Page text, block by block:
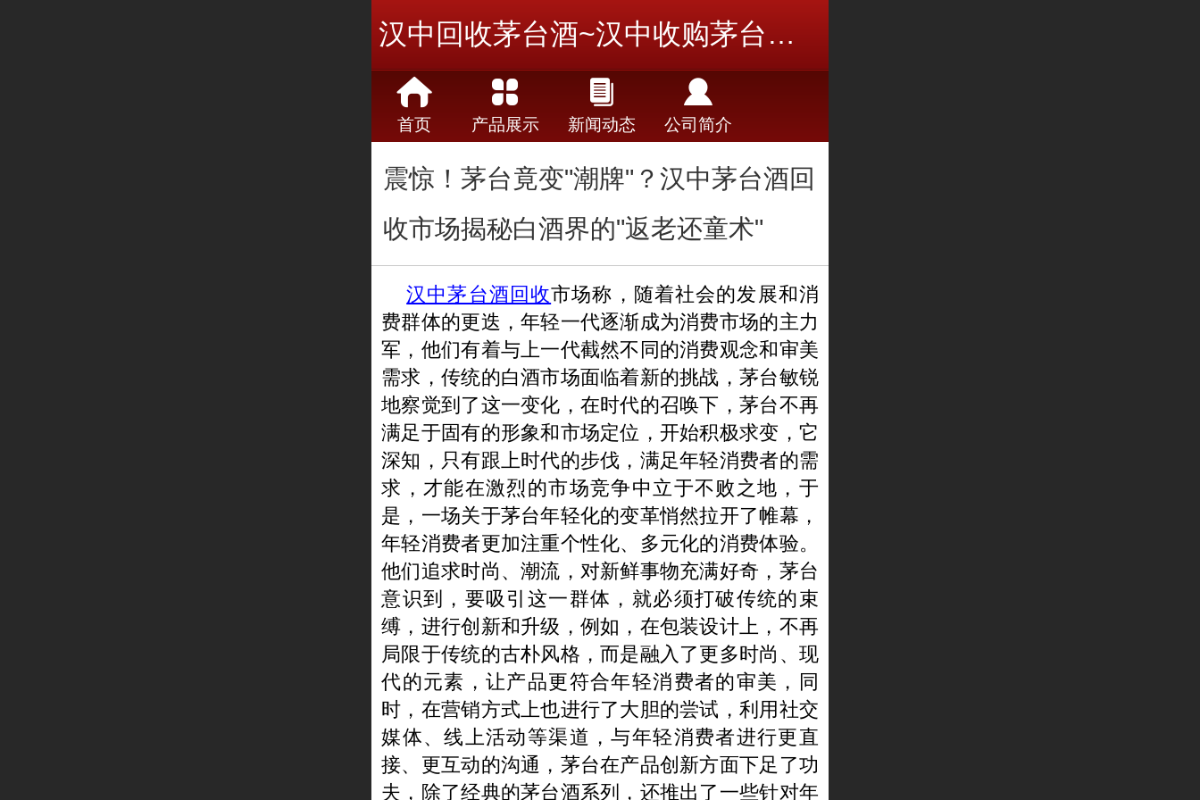
汉中回收茅台酒~汉中收购茅台酒~汉中茅台酒回收
首页 产品展示 新闻动态 公司简介
震惊！茅台竟变"潮牌"？汉中茅台酒回
收市场揭秘白酒界的"返老还童术"
汉中茅台酒回收市场称，随着社会的发展和消
费群体的更迭，年轻一代逐渐成为消费市场的主力
军，他们有着与上一代截然不同的消费观念和审美
需求，传统的白酒市场面临着新的挑战，茅台敏锐
地察觉到了这一变化，在时代的召唤下，茅台不再
满足于固有的形象和市场定位，开始积极求变，它
深知，只有跟上时代的步伐，满足年轻消费者的需
求，才能在激烈的市场竞争中立于不败之地，于
是，一场关于茅台年轻化的变革悄然拉开了帷幕，
年轻消费者更加注重个性化、多元化的消费体验。
他们追求时尚、潮流，对新鲜事物充满好奇，茅台
意识到，要吸引这一群体，就必须打破传统的束
缚，进行创新和升级，例如，在包装设计上，不再
局限于传统的古朴风格，而是融入了更多时尚、现
代的元素，让产品更符合年轻消费者的审美，同
时，在营销方式上也进行了大胆的尝试，利用社交
媒体、线上活动等渠道，与年轻消费者进行更直
接、更互动的沟通，茅台在产品创新方面下足了功
夫，除了经典的茅台酒系列，还推出了一些针对年